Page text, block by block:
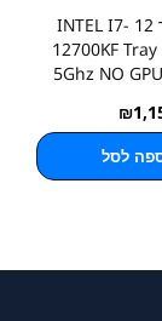
מעבד דור 12 INTEL I7-
12700KF
5Ghz NO
₪
לסל